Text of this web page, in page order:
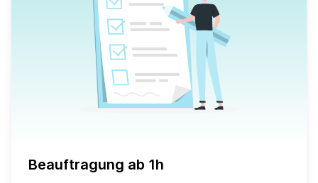
Beauftragung ab 1h